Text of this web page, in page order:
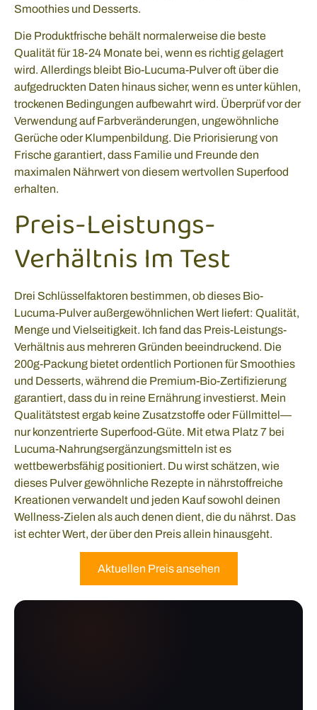
Smoothies und Desserts.
Die Produktfrische behält normalerweise die beste
Qualität für 18-24 Monate bei, wenn es richtig gelagert
wird. Allerdings bleibt Bio-Lucuma-Pulver oft über die
aufgedruckten Daten hinaus sicher, wenn es unter kühlen,
trockenen Bedingungen aufbewahrt wird. Überprüf vor der
Verwendung auf Farbveränderungen, ungewöhnliche
Gerüche oder Klumpenbildung. Die Priorisierung von
Frische garantiert, dass Familie und Freunde den
maximalen Nährwert von diesem wertvollen Superfood
erhalten.
Preis-Leistungs-
Verhältnis Im Test
Drei Schlüsselfaktoren bestimmen, ob dieses Bio-
Lucuma-Pulver außergewöhnlichen Wert liefert: Qualität,
Menge und Vielseitigkeit. Ich fand das Preis-Leistungs-
Verhältnis aus mehreren Gründen beeindruckend. Die
200g-Packung bietet ordentlich Portionen für Smoothies
und Desserts, während die Premium-Bio-Zertifizierung
garantiert, dass du in reine Ernährung investierst. Mein
Qualitätstest ergab keine Zusatzstoffe oder Füllmittel—
nur konzentrierte Superfood-Güte. Mit etwa Platz 7 bei
Lucuma-Nahrungsergänzungsmitteln ist es
wettbewerbsfähig positioniert. Du wirst schätzen, wie
dieses Pulver gewöhnliche Rezepte in nährstoffreiche
Kreationen verwandelt und jeden Kauf sowohl deinen
Wellness-Zielen als auch denen dient, die du nährst. Das
ist echter Wert, der über den Preis allein hinausgeht.
Aktuellen Preis ansehen